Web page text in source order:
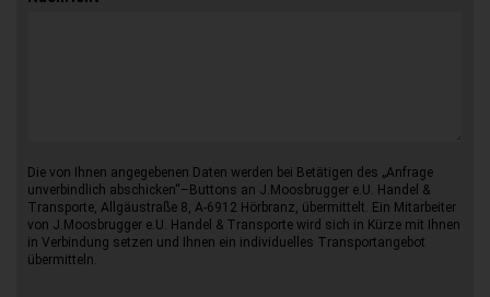
Die von Ihnen angegebenen Daten werden bei Betätigen des „Anfrage
unverbindlich abschicken“–Buttons an J.Moosbrugger e.U. Handel &
Transporte, Allgäustraße 8, A-6912 Hörbranz, übermittelt. Ein Mitarbeiter
von J.Moosbrugger e.U. Handel & Transporte wird sich in Kürze mit Ihnen
in Verbindung setzen und Ihnen ein individuelles Transportangebot
übermitteln.